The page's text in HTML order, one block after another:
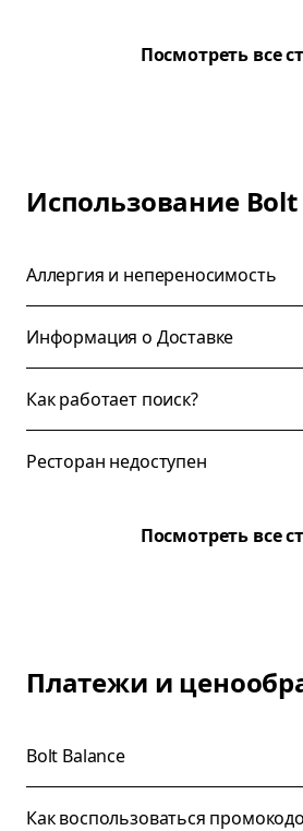
Посмотреть все
Использование Bolt
Аллергия и непереносимость
Информация о Доставке
Как работает поиск?
Ресторан недоступен
Посмотреть все
Платежи и
Bolt Balance
Как воспользоваться